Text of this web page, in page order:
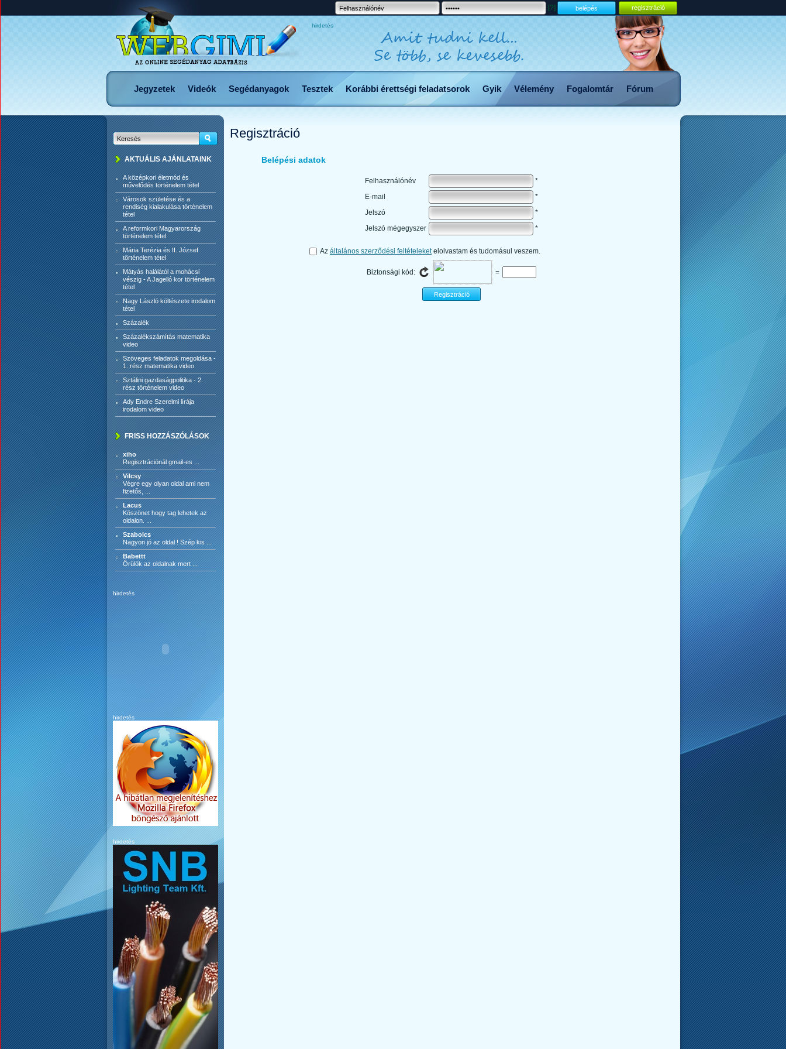
[?] regisztráció
hirdetés
Jegyzetek Videók Segédanyagok Tesztek Korábbi érettségi feladatsorok Gyik Vélemény Fogalomtár Fórum
AKTUÁLIS AJÁNLATAINK
A középkori életmód és
művelődés történelem tétel
Városok születése és a
rendiség kialakulása történelem
tétel
A reformkori Magyarország
történelem tétel
Mária Terézia és II. József
történelem tétel
Mátyás halálától a mohácsi
vészig - A Jagelló kor történelem
tétel
Nagy László költészete irodalom
tétel
Százalék
Százalékszámítás matematika
video
Szöveges feladatok megoldása -
1. rész matematika video
Sztálini gazdaságpolitika - 2.
rész történelem video
Ady Endre Szerelmi lírája
irodalom video
FRISS HOZZÁSZÓLÁSOK
xiho
Regisztrációnál gmail-es ...
Vilcsy
Végre egy olyan oldal ami nem
fizetős, ...
Lacus
Köszönet hogy tag lehetek az
oldalon. ...
Szabolcs
Nagyon jó az oldal ! Szép kis ...
Babettt
Örülök az oldalnak mert ...
hirdetés
hirdetés
hirdetés
Regisztráció
Belépési adatok
Felhasználónév
*
E-mail
*
Jelszó
*
Jelszó mégegyszer
*
Az általános szerződési feltételeket elolvastam és tudomásul veszem.
Biztonsági kód: =